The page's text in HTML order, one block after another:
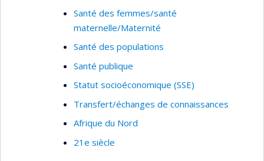
Santé des femmes/santé
maternelle/Maternité
Santé des populations
Santé publique
Statut socioéconomique (SSE)
Transfert/échanges de connaissances
Afrique du Nord
21e siècle